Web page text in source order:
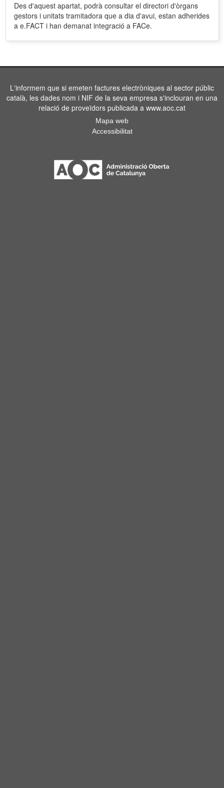
Des d'aquest apartat, podrà consultar el directori d'òrgans
gestors i unitats tramitadora que a dia d'avui, estan adherides
a e.FACT i han demanat integració a FACe.
L'informem que si emeten factures electròniques al sector públic
català, les dades nom i NIF de la seva empresa s'inclouran en una
relació de proveïdors publicada a www.aoc.cat
Mapa web
Accessibilitat